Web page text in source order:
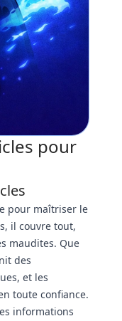
pour
pour maîtriser le
il couvre tout,
maudites. Que
des
et les
toute confiance.
informations